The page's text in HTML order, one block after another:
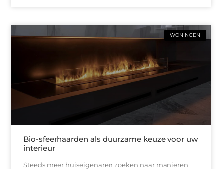
WONINGEN
Bio-sfeerhaarden als duurzame keuze voor uw
interieur
Steeds meer huiseigenaren zoeken naar manieren